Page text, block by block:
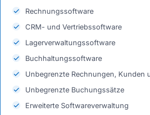
Rechnungssoftware
CRM- und Vertriebssoftware
Lagerverwaltungssoftware
Buchhaltungssoftware
Unbegrenzte Rechnungen, Kunden
Unbegrenzte Buchungssätze
Erweiterte Softwareverwaltung